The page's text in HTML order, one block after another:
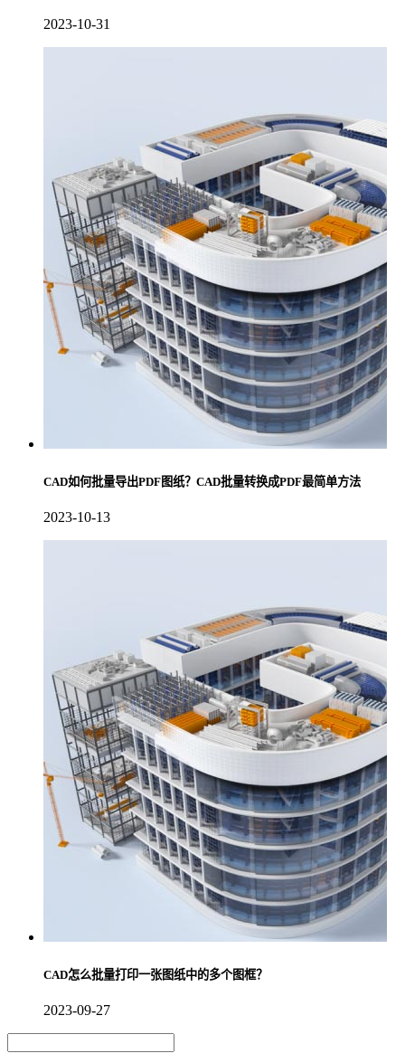
2023-10-31
CAD如何批量导出PDF图纸？CAD批量转换成PDF最简单方法
2023-10-13
CAD怎么批量打印一张图纸中的多个图框？
2023-09-27